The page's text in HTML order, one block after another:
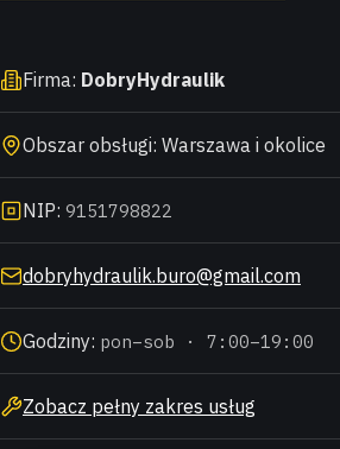
Firma: DobryHydraulik
Obszar obsługi: Warszawa i okolice
NIP: 9151798822
dobryhydraulik.buro@gmail.com
Godziny: pon–sob · 7:00–19:00
Zobacz pełny zakres usług